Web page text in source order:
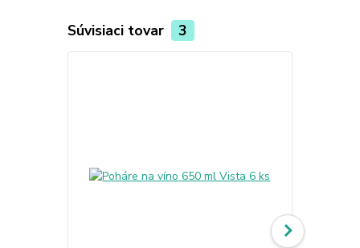
Súvisiaci tovar 3